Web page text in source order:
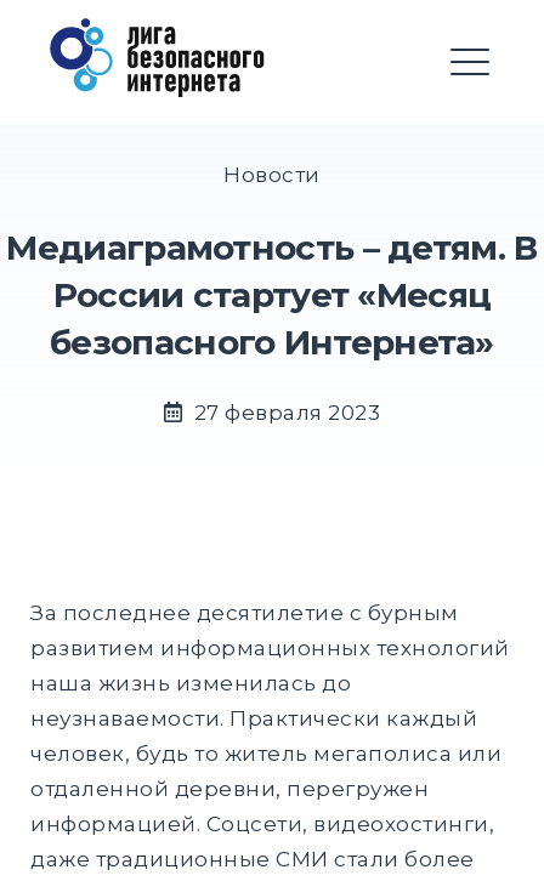
Перейти
содержимому
Лига безопасного
Интернета
EXPAND
EXPAND
Новости
Медиаграмотность – детям. В
России стартует «Месяц
безопасного Интернета»
27 февраля 2023
За последнее десятилетие с бурным
развитием информационных технологий
наша жизнь изменилась до
неузнаваемости. Практически каждый
человек, будь то житель мегаполиса или
отдаленной деревни, перегружен
информацией. Соцсети, видеохостинги,
даже традиционные СМИ стали более